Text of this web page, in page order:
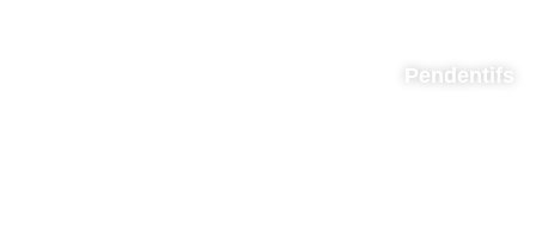
Pendentifs